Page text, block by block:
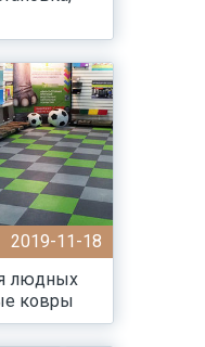
2019-11-18
людных
ковры